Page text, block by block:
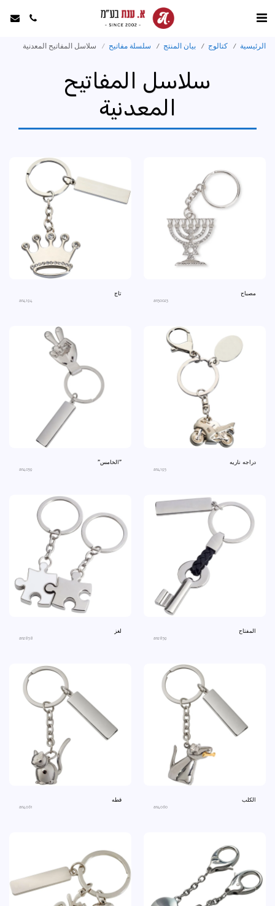
الرئيسية كتالوج بيان المنتج سلسلة مفاتيح سلاسل المفاتيح المعدنية
سلاسل المفاتيح
المعدنية
مصباح
an30023
تاج
an4194
دراجه ناريه
an4195
"الخامس"
an4059
المفتاح
an2859
لغز
an2858
الكلب
an4060
قطه
an4061